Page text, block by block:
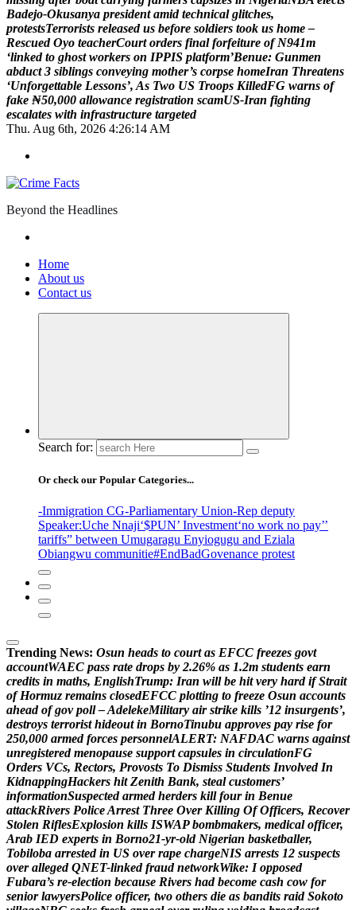
Badejo-Okusanya president amid technical glitches,
protestsTerrorists released us before soldiers took us home –
Rescued Oyo teacherCourt orders final forfeiture of N941m
‘linked to ghost workers on IPPIS platform’Benue: Gunmen
abduct 3 siblings conveying mother’s corpse homeIran Threatens
‘Unforgettable Lessons’, As Two US Troops KilledFG warns of
fake ₦50,000 allowance registration scamUS-Iran fighting
escalates with infrastructure targeted
Thu. Aug 6th, 2026 4:26:15 AM
Beyond the Headlines
Home
About us
Contact us
Search for:
Or check our Popular Categories...
-Immigration CG-Parliamentary Union-Rep deputy
Speaker:Uche Nnaji‘$PUN’ Investment‘no work no pay’’
tariffs” between Umugaragu Enyiogugu and Eziala
Obiangwu communitie#EndBadGovenance protest
Trending News: Osun heads to court as EFCC freezes govt
accountWAEC pass rate drops by 2.26% as 1.2m students earn
credits in maths, EnglishTrump: Iran will be hit very hard if Strait
of Hormuz remains closedEFCC plotting to freeze Osun accounts
ahead of gov poll –AdelekeMilitary air strike kills ’12 insurgents’,
destroys terrorist hideout in BornoTinubu approves pay rise for
250,000 armed forces personnelALERT: NAFDAC warns against
unregistered menopause support capsules in circulationFG
Orders VCs, Rectors, Provosts To Dismiss Students Involved In
KidnappingHackers hit Zenith Bank, steal customers’
informationSuspected armed herders kill four in Benue
attackRivers PoliceArrest Three Over Killing Of Officers, Recover
Stolen RiflesExplosion kills ISWAP bombmakers, medical officer,
Arab IED experts in Borno21-yr-old Nigerian basketballer,
Tobiloba arrested in US over rape chargeNIS arrests 12 suspects
over alleged QNET-linked fraud networkWike: I opposed
Fubara’s re-election because Rivers had become cash cow for
senior lawyersPolice officer, two others die as bandits raid Sokoto